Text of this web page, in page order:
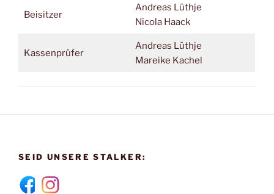
Beisitzer
Andreas Lüthje
Nicola Haack
Kassenprüfer
Andreas Lüthje
Mareike Kachel
SEID UNSERE STALKER: